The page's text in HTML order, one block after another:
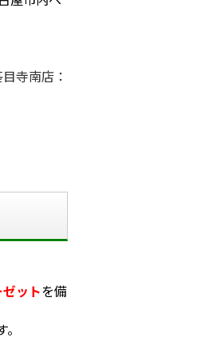
寺南店：
ットを備